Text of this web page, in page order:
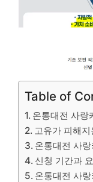
Table of
온통대전 사랑
고유가 피해
온통대전 사
신청 기간과
온통대전 사